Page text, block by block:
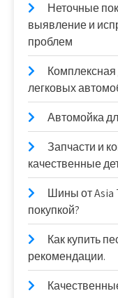
Неточные
выявление и
проблем
Комплексная
легковых
Автомойка
Запчасти и
качественные
Шины от Asia
покупкой?
Как купить
рекомендации.